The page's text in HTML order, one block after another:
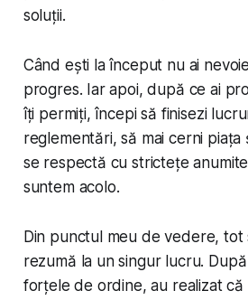
soluții.
Când ești la început nu ai
progres. Iar apoi, după ce ai
îți permiți, începi să finisezi
reglementări, să mai cerni piața
se respectă cu strictețe
suntem acolo.
Din punctul meu de vedere, tot
rezumă la un singur lucru.
forțele de ordine, au realizat că